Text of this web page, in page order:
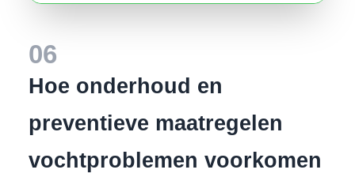
06
Hoe onderhoud en
preventieve maatregelen
vochtproblemen voorkomen